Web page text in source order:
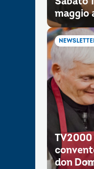
maggio
TV2000
don